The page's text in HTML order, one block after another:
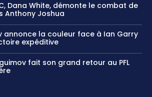
Dana White, démonte le combat de
Anthony Joshua
annonce la couleur face à Ian Garry
expéditive
fait son grand retour au PFL